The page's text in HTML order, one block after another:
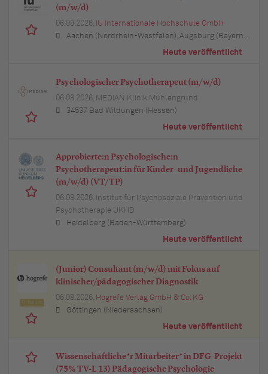
(m/w/d)
06.08.2026,
IU Internationale Hochschule GmbH
Aachen (Nordrhein-Westfalen), Augsburg (Bayern), Berlin, Bielefeld (Nordrhein-Westfalen), Bochum (Nordrhein-Westfalen), Bonn (Nordrhein-Westfalen), Braunschweig (Niedersachsen), Bremen, Dortmund (Nordrhein-Westfalen), Dresden (Sachsen), Duisburg (Nordrhein-Westfalen), Düsseldorf (Nordrhein-Westfalen), Erfurt (Thüringen), Essen (Nordrhein-Westfalen), Freiburg im Breisgau (Baden-Württemberg), Hamburg, Hannover (Niedersachsen), Karlsruhe (Baden-Württemberg), Kiel (Schleswig-Holstein), Köln (Nordrhein-Westfalen), Leipzig (Sachsen), Lübeck (Schleswig-Holstein), München (Bayern), Mannheim (Baden-Württemberg), München (Bayern), Münster (Nordrhein-Westfalen), Nürnberg (Bayern), Regensburg (Bayern), Rostock (Mecklenburg-Vorpommern), Stuttgart (Baden-Württemberg), Ulm (Baden-Württemberg), Wuppertal (Nordrhein-Westfalen)
Heute veröffentlicht
Psychologischer Psychotherapeut (m/w/d)
06.08.2026, MEDIAN Klinik Mühlengrund
34537 Bad Wildungen (Hessen)
Heute veröffentlicht
Approbierte:n Psychologische:n
Psychotherapeut:in für Kinder- und Jugendliche
(m/w/d) (VT/TP)
06.08.2026,
Institut für Psychosoziale Prävention und
Psychotherapie UKHD
Heidelberg (Baden-Württemberg)
Heute veröffentlicht
(Junior) Consultant (m/w/d) mit Fokus auf
klinischer/pädagogischer Diagnostik
06.08.2026, Hogrefe Verlag GmbH & Co. KG
Göttingen (Niedersachsen)
Heute veröffentlicht
Wissenschaftliche*r Mitarbeiter* in DFG-Projekt
(75% TV-L 13) Pädagogische Psychologie